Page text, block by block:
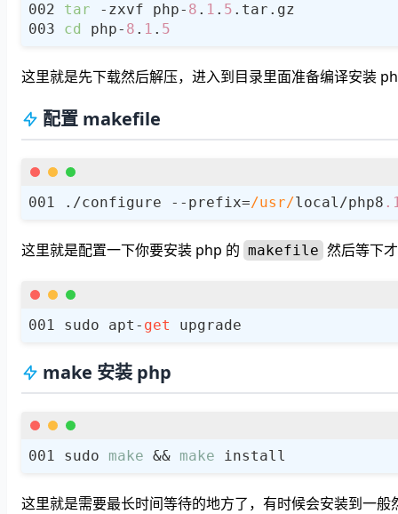
tar -zxvf php- 8 . 1 . 5
cd
php- 8 . 1 . 5
这里就是先下载然后解压，进入到目录里面准备编译安装
配置 makefile
./configure --prefix=/usr/local/php8
这里就是配置一下你要安装 php 的 makefile 然后等下
sudo apt- get
make 安装 php
sudo make && make
这里就是需要最长时间等待的地方了，有时候会安装到一